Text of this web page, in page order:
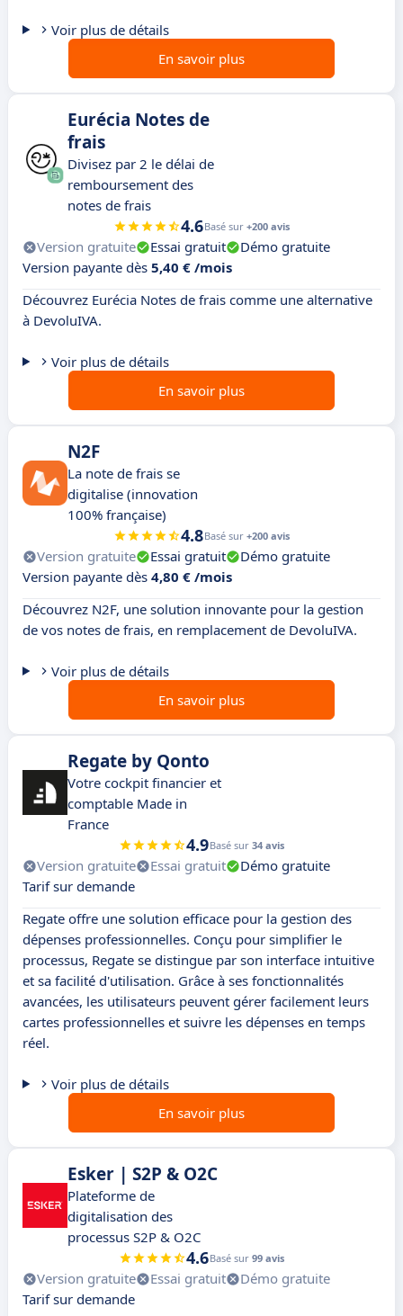
Voir plus de détails
En savoir plus
Eurécia Notes de
frais
Divisez par 2 le délai de
remboursement des
notes de frais
4.6Basé sur +200 avis
Version gratuite Essai gratuit
Démo gratuite
Version payante dès 5,40 € /mois
Découvrez Eurécia Notes de frais comme une alternative
à DevoluIVA.
Voir plus de détails
En savoir plus
N2F
La note de frais se
digitalise (innovation
100% française)
4.8Basé sur +200 avis
Version gratuite Essai gratuit
Démo gratuite
Version payante dès 4,80 € /mois
Découvrez N2F, une solution innovante pour la gestion
de vos notes de frais, en remplacement de DevoluIVA.
Voir plus de détails
En savoir plus
Regate by Qonto
Votre cockpit financier et
comptable Made in
France
4.9Basé sur 34 avis
Version gratuite Essai gratuit
Démo gratuite
Tarif sur demande
Regate offre une solution efficace pour la gestion des
dépenses professionnelles. Conçu pour simplifier le
processus, Regate se distingue par son interface intuitive
et sa facilité d'utilisation. Grâce à ses fonctionnalités
avancées, les utilisateurs peuvent gérer facilement leurs
cartes professionnelles et suivre les dépenses en temps
réel.
Voir plus de détails
En savoir plus
Esker | S2P & O2C
Plateforme de
digitalisation des
processus S2P & O2C
4.6Basé sur 99 avis
Version gratuite Essai gratuit
Démo gratuite
Tarif sur demande